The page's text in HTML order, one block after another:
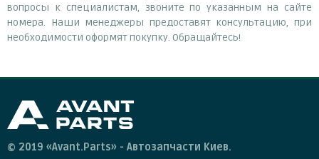
вопросы к специалистам, звоните по указанным на сайте
номера. Наши менеджеры предоставят консультацию, при
необходимости оформят покупку. Обращайтесь!
© 2019 «Avant.Parts» - Автозапчасти Киев.